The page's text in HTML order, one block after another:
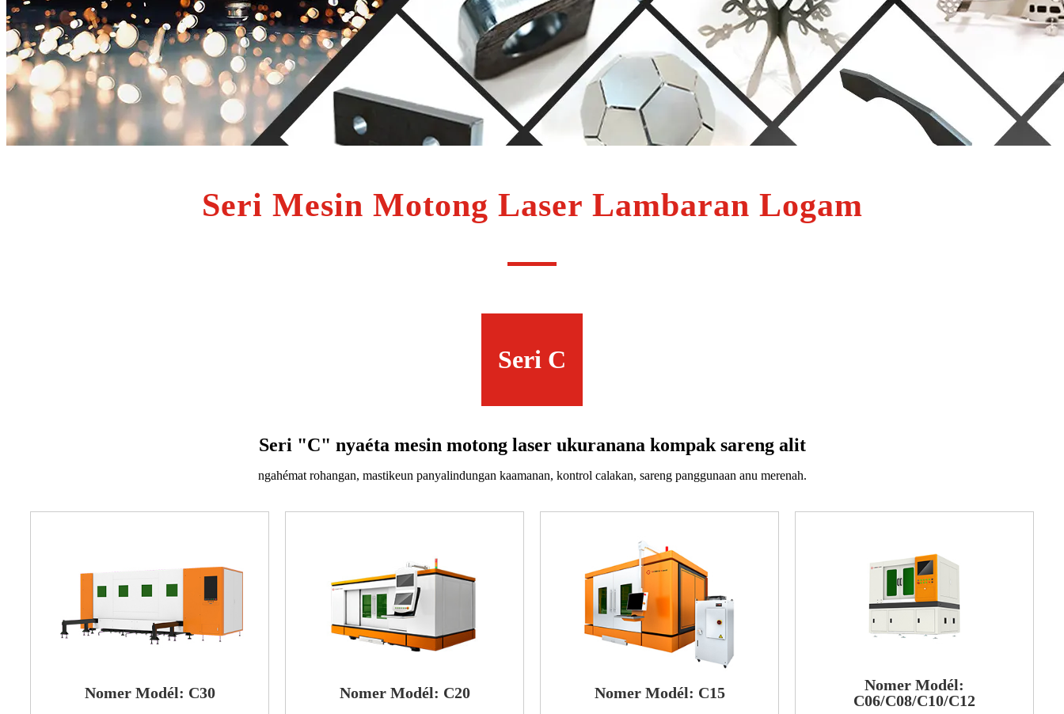
Seri Mesin Motong Laser Lambaran Logam
Seri C
Seri "C" nyaéta mesin motong laser ukuranana kompak sareng alit
ngahémat rohangan, mastikeun panyalindungan kaamanan, kontrol calakan, sareng panggunaan anu merenah.
Nomer Modél: C30 Nomer Modél: C20 Nomer Modél: C15
Nomer Modél:
C06/C08/C10/C12